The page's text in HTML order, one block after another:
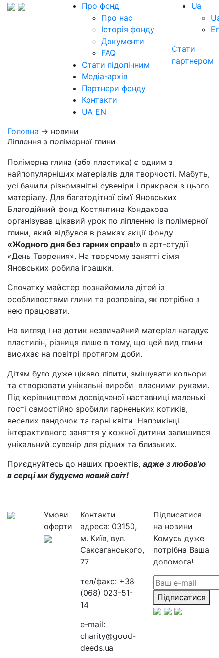
Про фонд
Про нас
Історія фонду
Документи
FAQ
Стати підопічним
Медіа-архів
Партнери фонду
Контакти
UA EN
Ua
Стати
партнером
Головна → новини
Ліплення з полімерної глини
Полімерна глина (або пластика) є одним з
найпопулярніших матеріалів для творчості. Мабуть,
усі бачили різноманітні сувеніри і прикраси з цього
матеріалу. Для багатодітної сім’ї Яновських
Благодійний фонд Костянтина Кондакова
організував цікавий урок по ліпленню із полімерної
глини, який відбувся в рамках акції Фонду
«Жодного дня без гарних справ!» в арт-студії
«День Творения». На творчому занятті сім’я
Яновських робила іграшки.
Спочатку майстер познайомила дітей із
особливостями глини та розповіла, як потрібно з
нею працювати.
На вигляд і на дотик незвичайний матеріал нагадує
пластилін, різниця лише в тому, що цей вид глини
висихає на повітрі протягом доби.
Дітям було дуже цікаво ліпити, змішувати кольори
та створювати унікальні вироби власними руками.
Під керівництвом досвідченої наставниці маленькі
гості самостійно зробили гарненьких котиків,
веселих пандочок та гарні квіти. Наприкінці
інтерактивного заняття у кожної дитини залишився
унікальний сувенір для рідних та близьких.
Приєднуйтесь до наших проектів, адже з любов’ю
в серці ми будуємо новий світ!
Умови
оферти
Контакти
адреса: 03150,
м. Київ, вул.
Саксаганського,
77
тел/факс: +38
(068) 023-51-
14
e-mail:
charity@good-
deeds.ua
Підписатися
на новини
Комусь дуже
потрібна Ваша
допомога!
Підписатися